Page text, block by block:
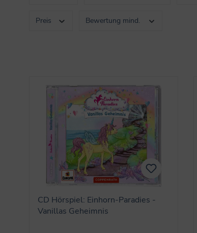
Preis Bewertung mind.
CD Hörspiel: Einhorn-Paradies -
Vanillas Geheimnis